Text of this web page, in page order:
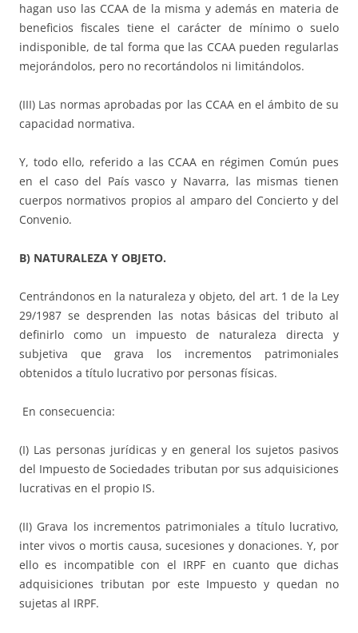
hagan uso las CCAA de la misma y además en materia de
beneficios fiscales tiene el carácter de mínimo o suelo
indisponible, de tal forma que las CCAA pueden regularlas
mejorándolos, pero no recortándolos ni limitándolos.
(III) Las normas aprobadas por las CCAA en el ámbito de su
capacidad normativa.
Y, todo ello, referido a las CCAA en régimen Común pues
en el caso del País vasco y Navarra, las mismas tienen
cuerpos normativos propios al amparo del Concierto y del
Convenio.
B) NATURALEZA Y OBJETO.
Centrándonos en la naturaleza y objeto, del art. 1 de la Ley
29/1987 se desprenden las notas básicas del tributo al
definirlo como un impuesto de naturaleza directa y
subjetiva que grava los incrementos patrimoniales
obtenidos a título lucrativo por personas físicas.
En consecuencia:
(I) Las personas jurídicas y en general los sujetos pasivos
del Impuesto de Sociedades tributan por sus adquisiciones
lucrativas en el propio IS.
(II) Grava los incrementos patrimoniales a título lucrativo,
inter vivos o mortis causa, sucesiones y donaciones. Y, por
ello es incompatible con el IRPF en cuanto que dichas
adquisiciones tributan por este Impuesto y quedan no
sujetas al IRPF.